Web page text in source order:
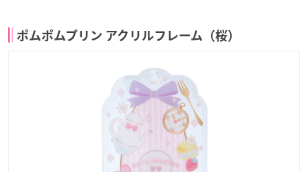
ポムポムプリン アクリルフレーム（桜）